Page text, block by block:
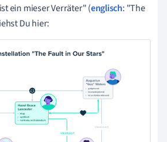
ein mieser Verräter" (englisch: "The
Du hier: